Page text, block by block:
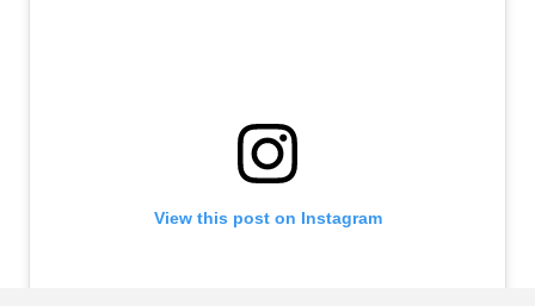
View this post on Instagram